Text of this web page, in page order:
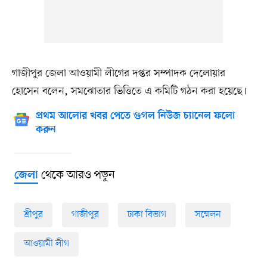
গাজীপুর জেলা আওয়ামী লীগের দপ্তর সম্পাদক দেলোয়ার
হোসেন বলেন, সমঝোতার ভিত্তিতে এ কমিটি গঠন করা হয়েছে।
প্রথম আলোর খবর পেতে গুগল নিউজ চ্যানেল ফলো
করুন
জেলাথেকে আরও পড়ুন
শ্রীপুর গাজীপুর ঢাকা বিভাগ সম্মেলন
আওয়ামী লীগ